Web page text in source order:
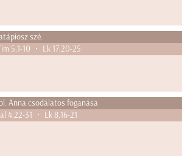
szé.
5,1-10 • Lk 17,20-25
Anna csodálatos foganása
4,22-31 • Lk 8,16-21